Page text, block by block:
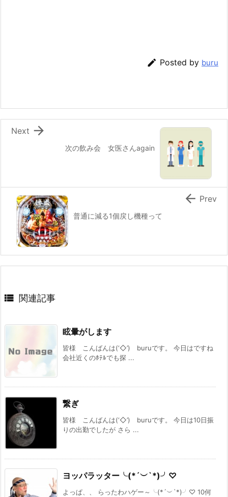
 Posted by buru
次の飲み会 女医さんagain

Next
普通に減る1個戻し機種って
 Prev
 関連記事
眩暈がします
皆様 こんばんは(‘◇’)ゞburuです。 今日はですね
会社近くのﾎﾃﾙでも探 ...
繋ぎ
皆様 こんばんは(‘◇’)ゞburuです。 今日は10日振
りの出勤でしたが さら ...
ヨッパラッター╰(*´︶`*)╯♡
よっぱ、、 らったわハゲー～╰(*´︶`*)╯♡ 10何